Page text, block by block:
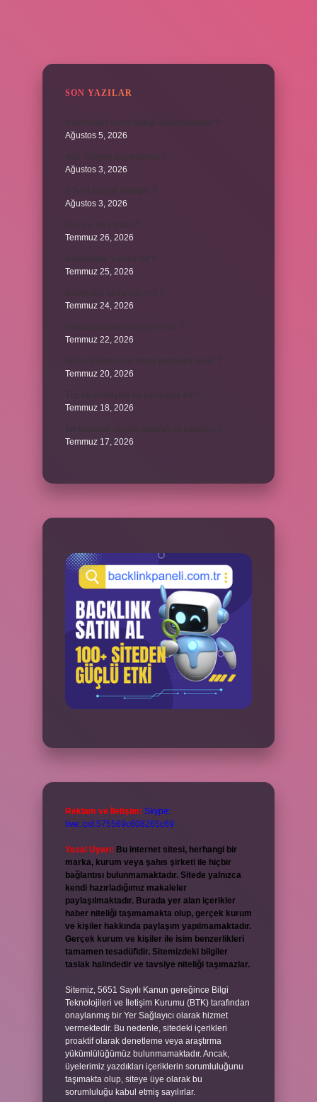
SON YAZILAR
Avarlardan sonra hangi devlet kuruldu ?
Ağustos 5, 2026
Ada Yüzgeç kaç yaşında ?
Ağustos 3, 2026
5 Sınıf araçlar Hangisi ?
Ağustos 3, 2026
Temmuz 26, 2026
Temmuz 25, 2026
Temmuz 24, 2026
Temmuz 22, 2026
Temmuz 20, 2026
Temmuz 18, 2026
Temmuz 17, 2026
Reklam ve İletişim: Skype:
live:.cid.575569c608265c69
Yasal Uyarı: Bu internet sitesi, herhangi bir
marka, kurum veya şahıs şirketi ile hiçbir
bağlantısı bulunmamaktadır. Sitede yalnızca
kendi hazırladığımız makaleler
paylaşılmaktadır. Burada yer alan içerikler
haber niteliği taşımamakta olup, gerçek kurum
ve kişiler hakkında paylaşım yapılmamaktadır.
Gerçek kurum ve kişiler ile isim benzerlikleri
tamamen tesadüfidir. Sitemizdeki bilgiler
taslak halindedir ve tavsiye niteliği taşımazlar.
Sitemiz, 5651 Sayılı Kanun gereğince Bilgi
Teknolojileri ve İletişim Kurumu (BTK) tarafından
onaylanmış bir Yer Sağlayıcı olarak hizmet
vermektedir. Bu nedenle, sitedeki içerikleri
proaktif olarak denetleme veya araştırma
yükümlülüğümüz bulunmamaktadır. Ancak,
üyelerimiz yazdıkları içeriklerin sorumluluğunu
taşımakta olup, siteye üye olarak bu
sorumluluğu kabul etmiş sayılırlar.